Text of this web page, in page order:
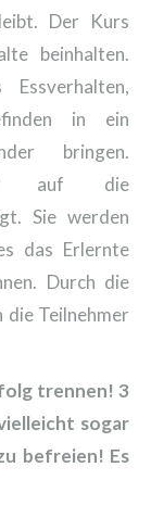
Der Kurs
beinhalten.
in ein
bringen.
auf die
Sie werden
das Erlernte
Durch die
die Teilnehmer
trennen! 3
sogar
befreien! Es